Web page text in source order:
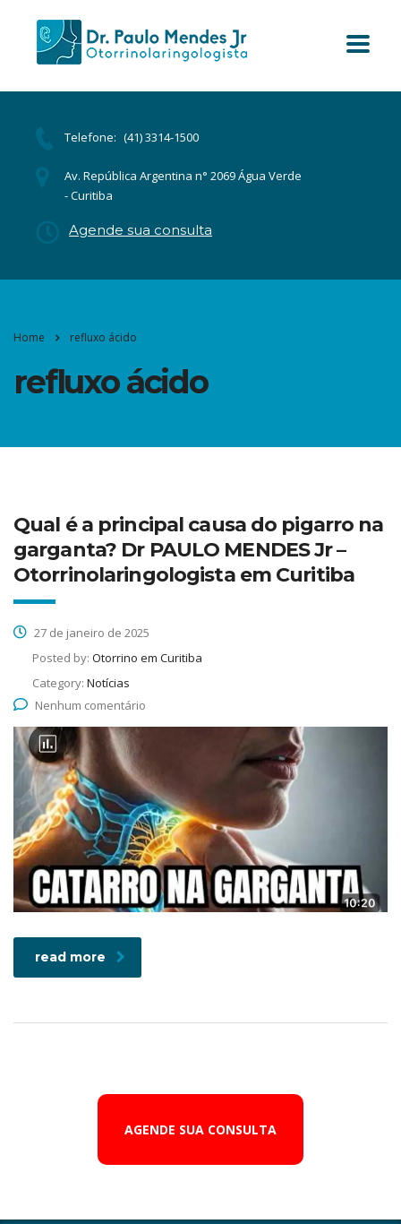
Telefone: (41) 3314-1500
Av. República Argentina n° 2069 Água Verde
- Curitiba
Agende sua consulta
Home refluxo ácido
refluxo ácido
Qual é a principal causa do pigarro na
garganta? Dr PAULO MENDES Jr –
Otorrinolaringologista em Curitiba
27 de janeiro de 2025
Posted by: Otorrino em Curitiba
Category: Notícias
Nenhum comentário
read more
AGENDE SUA CONSULTA